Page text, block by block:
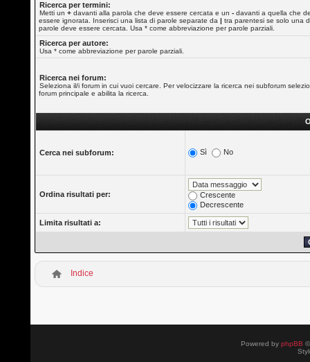
Ricerca per termini:
Metti un+ davanti alla parola che deve essere cercata e un- davanti a quella che
essere ignorata. Inserisci una lista di parole separate da| tra parentesi se solo una
parole deve essere cercata. Usa * come abbreviazione per parole parziali.
Ricerca per autore:
Usa * come abbreviazione per parole parziali.
Ricerca nei forum:
Seleziona il/i forum in cui vuoi cercare. Per velocizzare la ricerca nei subforum
forum principale e abilita la ricerca.
Cerca nei subforum: Sì No
Ordina risultati per:
Crescente
Decrescente
Limita risultati a:
Indice
Powered by phpBB